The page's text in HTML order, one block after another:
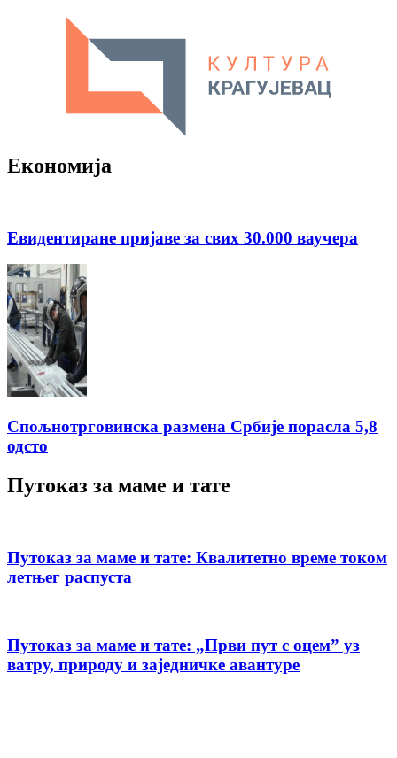
Економија
Евидентиране пријаве за свих 30.000 ваучера
Спољнотрговинска размена Србије порасла 5,8
одсто
Путоказ за маме и тате
Путоказ за маме и тате: Квалитетно време током
летњег распуста
Путоказ за маме и тате: „Први пут с оцемˮ уз
ватру, природу и заједничке авантуре